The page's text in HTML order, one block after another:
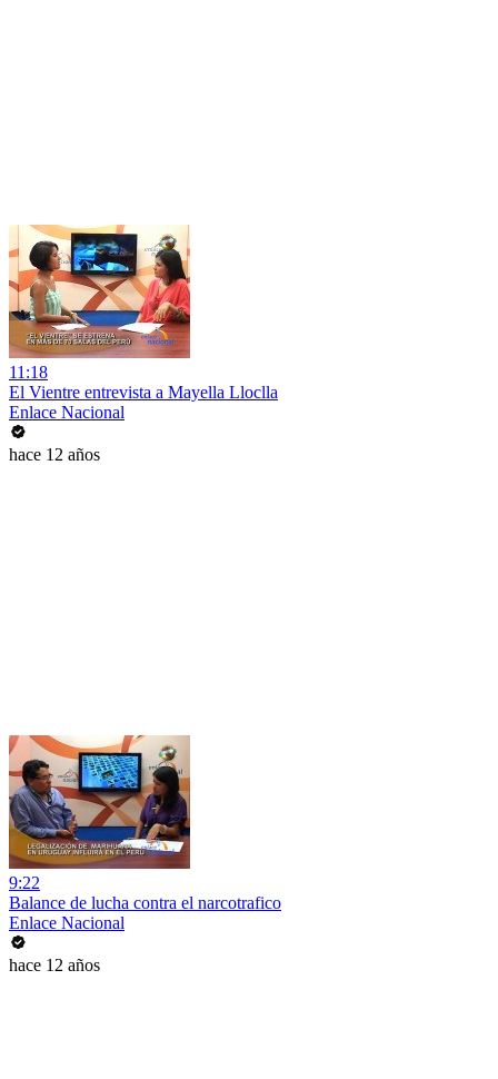
11:18
El Vientre entrevista a Mayella Lloclla
Enlace Nacional
hace 12 años
9:22
Balance de lucha contra el narcotrafico
Enlace Nacional
hace 12 años